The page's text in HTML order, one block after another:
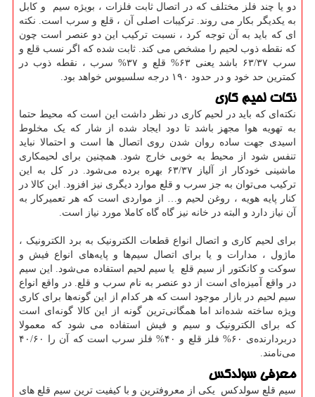
دو یا چند فلز مختلف که در اتصال ثابت فلزات ، بویژه سیم و کابل
به یکدیگر بکار می روند. ترکیبات اصلی آن ، قلع و سرب است. نکته
ای که باید به آن توجه کرد ، نسبت ترکیب این دو عنصر است چون
که نقطه ذوب لحیم را مشخص می کند. ثابت شده که اگر نسب قلع و
سرب ۶۳/۳۷ باشد یعنی ۶۳% قلع و ۳۷% سرب ، نقطه ذوب در
کمترین حد خود و در حدود ۱۹۰ درجه سلسیوس خواهد بود.
نکات لحیم کاری
نکته‌ای که باید در لحیم‌ کاری در نظر داشت این است که محیط حتما
به تهویه هوا مجهز باشد تا دود ایجاد شده از شار که یک مخلوط
اسیدی جهت ساده روان شدن روی اتصال ها است و احتمالا نباید
تنفس شود از محیط به خوبی خارج شود. همچنین برای لحیمکاری
ماشینی خودکار از آلیاز ۶۳/۳۷ بهره برده می‌شود. در کل به این
ترکیب می‌توان به جز سرب و قلع موارد دیگری نیز افزود. این کالا در
کنار پایه هویه ، روغن لحیم و… از مواردی است که هر تعمیرکار به
آن نیاز دارد و البته در خانه نیز گاه گاه کاملا مورد نیاز است.
برای لحیم کاری و اتصال انواع قطعات الکترونیک به برد الکترونیک ،
ماژول ، مدارات و یا برای اتصال سیم‌ها و پایه‌های انواع فیش و
سوکت و کانکتور از سیم قلع یا سیم لحیم استفاده می‌شود. این سیم
در واقع آمیزه‌ای است از دو عنصر به نام سرب و قلع. در واقع انواع
سیم لحیم در بازار موجود است که هر کدام از این گونه‌ها برای کاری
ویژه ساخته شده‌اند اما همگانی‌ترین گونه از این کالا گونه‌ای است
که برای الکترونیک و سیم و فیش استفاده می شود که معمولا
دربردارنده‌ی ۶۰% فلز قلع و ۴۰% فلز سرب است که آن را ۴۰/۶۰
می‌نامند.
معرفی سولدکس
سیم قلع سولدکس یکی از معروفترین و با کیفیت ترین سیم قلع های